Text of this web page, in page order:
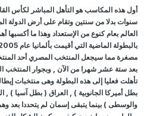
سنوات بدلا من سنتين وتقام على أرض الدولة
العالم بعام كنوع من الإستعداد وهذا ما أكسبها
مصغرة مما سيجعل المنتخب المصري أحد
بعد ستة عشر شهرا من الآن , وبجوار المنتخب
تأهلت فعليا إلى هذه البطولة وهى منتخبات
بطل أميركا الجانوبية ) , العراق ( بطل آسيا ) ,
والوسطى ) بينما يتبقى إسمان لم يتحددا بعد